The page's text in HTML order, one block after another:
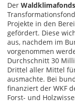
Der
Projekte in den
gefördert. Diese
aus, nachdem im
vorgenommen
Durchschnitt 30
Drittel aller Mittel
ausmachte. Bei
finanziert der WKF
Forst- und